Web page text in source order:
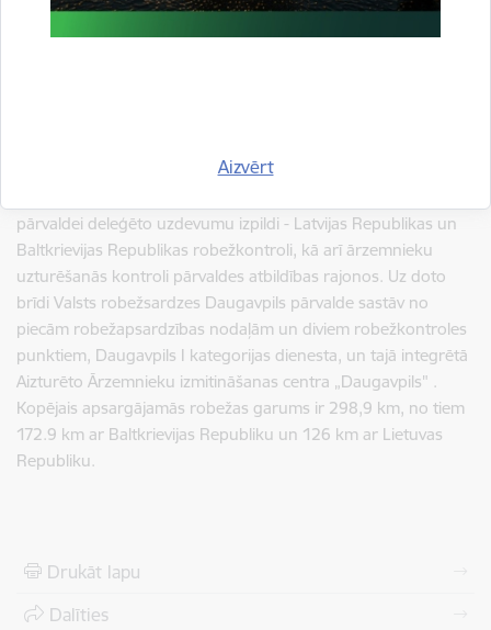
Aizvērt
Kublickis
piemērotas ēkas, Daugavpils pārvaldes robežsargu rīcībā ir
pārvaldei deleģēto uzdevumu izpildi - Latvijas Republikas un
Baltkrievijas Republikas robežkontroli, kā arī ārzemnieku
uzturēšanās kontroli pārvaldes atbildības rajonos. Uz doto
brīdi Valsts robežsardzes Daugavpils pārvalde sastāv no
piecām robežapsardzības nodaļām un diviem robežkontroles
punktiem, Daugavpils I kategorijas dienesta, un tajā integrētā
Aizturēto Ārzemnieku izmitināšanas centra „Daugavpils" .
Kopējais apsargājamās robežas garums ir 298,9 km, no tiem
172.9 km ar Baltkrievijas Republiku un 126 km ar Lietuvas
Republiku.
Drukāt lapu
Dalīties